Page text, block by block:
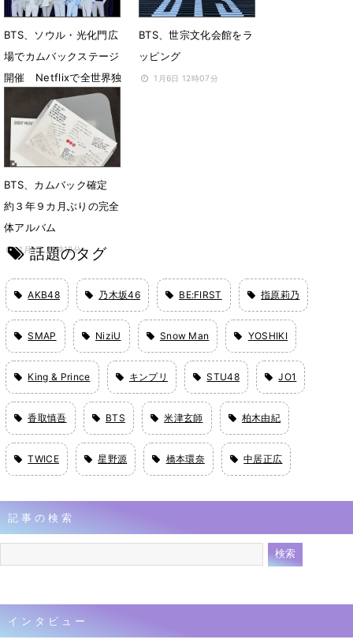
BTS、ソウル・光化門広
場でカムバックステージ
開催 Netflixで全世界独
2月3日 13時54分
BTS、世宗文化会館をラ
ッピング
1月6日 12時07分
BTS、カムバック確定
約３年９カ月ぶりの完全
体アルバム
1月1日 15時12分
話題のタグ
AKB48 乃木坂46 BE:FIRST 指原莉乃
SMAP NiziU Snow Man YOSHIKI
King & Prince キンプリ STU48 JO1
香取慎吾 BTS 米津玄師 柏木由紀
TWICE 星野源 橋本環奈 中居正広
記事の検索
インタビュー